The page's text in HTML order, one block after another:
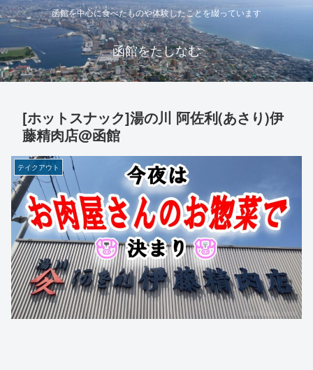
函館を中心に食べたものや体験したことを綴っています
函館をたしなむ
[ホットスナック]湯の川 阿佐利(あさり)伊
藤精肉店@函館
テイクアウト